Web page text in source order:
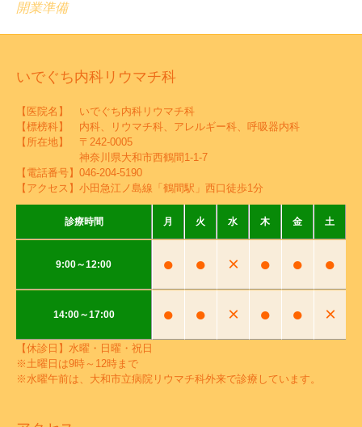
開業準備
いでぐち内科リウマチ科
【医院名】 いでぐち内科リウマチ科
【標榜科】 内科、リウマチ科、アレルギー科、呼吸器内科
【所在地】 〒242-0005
神奈川県大和市西鶴間1-1-7
【電話番号】 046-204-5190
【アクセス】小田急江ノ島線「鶴間駅」西口徒歩1分
診療時間 月 火 水 木 金 土
9:00～12:00 ● ● × ● ● ●
14:00～17:00 ● ● × ● ● ×
【休診日】水曜・日曜・祝日
※土曜日は9時～12時まで
※水曜午前は、大和市立病院リウマチ科外来で診療しています。